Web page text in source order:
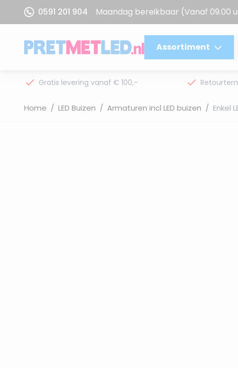
Ga naar de inhoud
0591 201 904 Maandag bereikbaar (Vanaf 09.00
Assortiment
Gratis levering vanaf € 100,-
Home / LED Buizen / Armaturen incl LED buizen / Enkel